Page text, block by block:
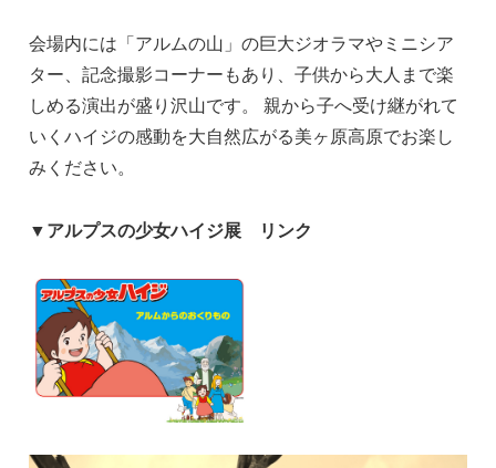
会場内には「アルムの山」の巨大ジオラマやミニシア
ター、記念撮影コーナーもあり、子供から大人まで楽
しめる演出が盛り沢山です。 親から子へ受け継がれて
いくハイジの感動を大自然広がる美ヶ原高原でお楽し
みください。
▼アルプスの少女ハイジ展 リンク